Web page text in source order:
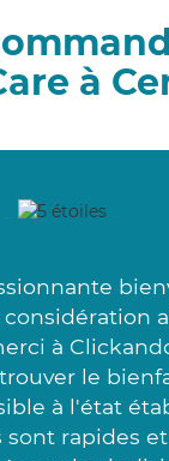
à
à
le
à l'état
sont rapides